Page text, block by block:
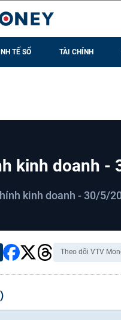
TẾ SỐ TÀI CHÍNH
kinh doanh -
kinh doanh - 30/5/
Theo dõi VTV
)